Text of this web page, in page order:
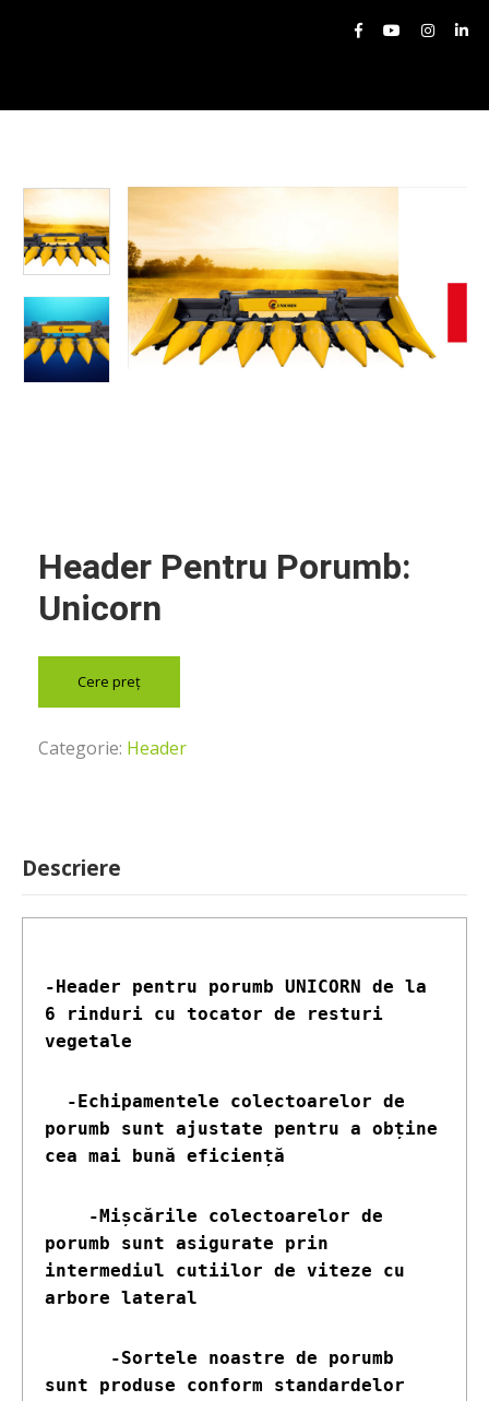
Produse
Header Pentru Porumb:
Unicorn
Cere preț
Categorie: Header
Descriere
-Header pentru porumb UNICORN de la
6 rinduri cu tocator de resturi
vegetale
porumb sunt ajustate pentru a obține
cea mai bună eficiență
porumb sunt asigurate prin
intermediul cutiilor de viteze cu
arbore lateral
sunt produse conform standardelor